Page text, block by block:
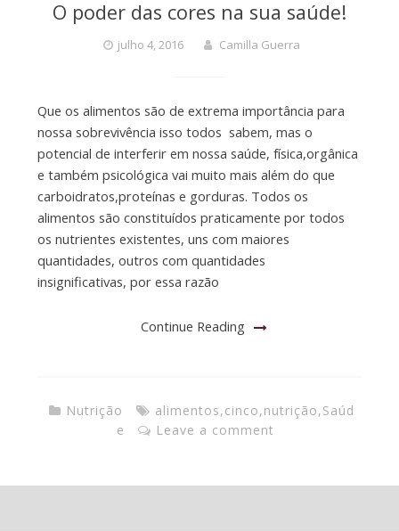
O poder das cores na sua saúde!
julho 4, 2016 Camilla Guerra
Que os alimentos são de extrema importância para
nossa sobrevivência isso todos sabem, mas o
potencial de interferir em nossa saúde, física,orgânica
e também psicológica vai muito mais além do que
carboidratos,proteínas e gorduras. Todos os
alimentos são constituídos praticamente por todos
os nutrientes existentes, uns com maiores
quantidades, outros com quantidades
insignificativas, por essa razão
Continue Reading
Nutrição alimentos,cinco,nutrição,Saúd
e
Leave a comment